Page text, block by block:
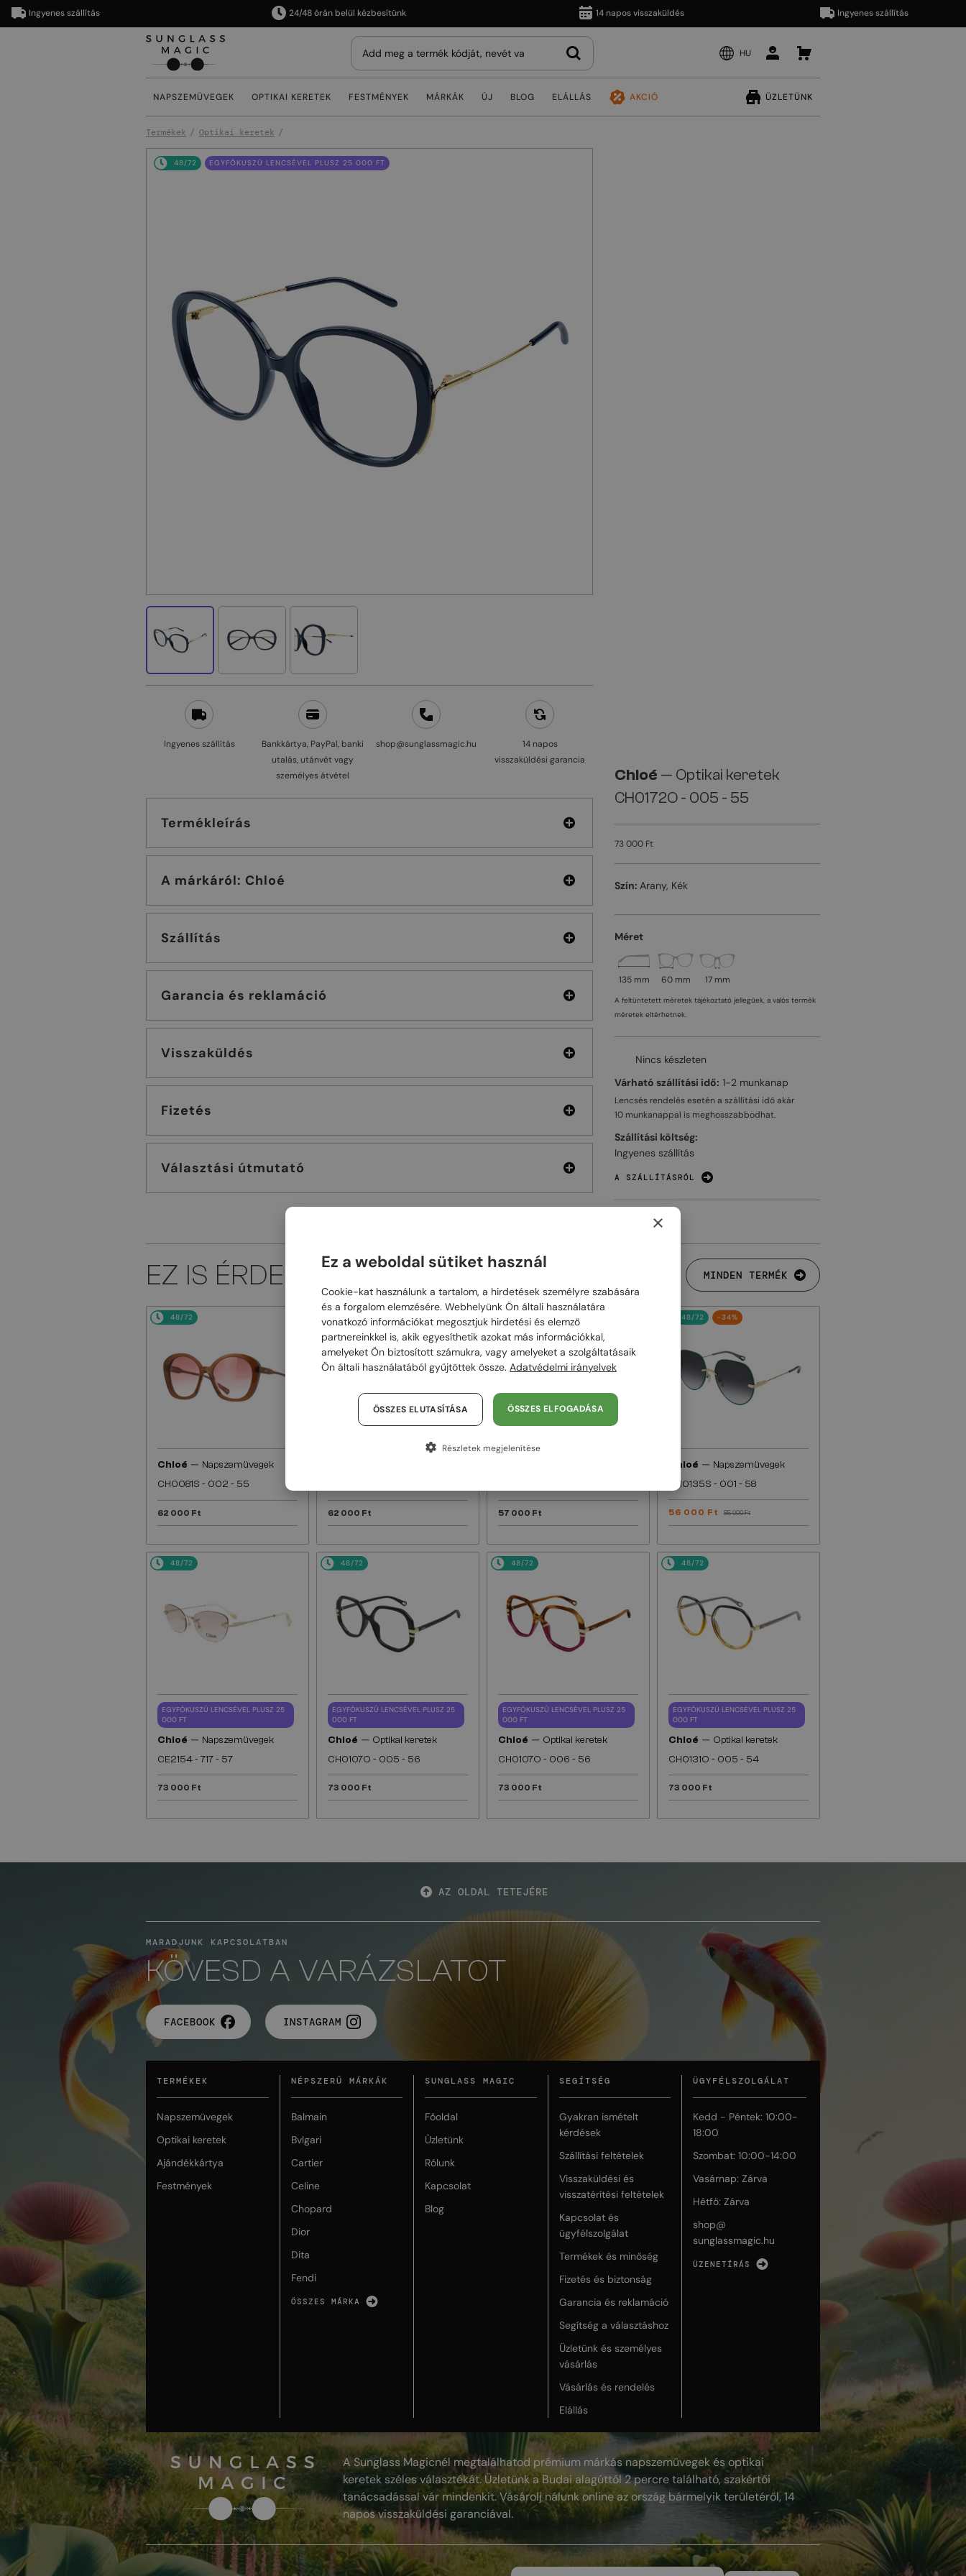
Ingyenes szállítás 24/48 órán belül kézbesítünk 14 napos visszaküldés Ingyenes szállítás
HU
NAPSZEMÜVEGEK OPTIKAI KERETEK FESTMÉNYEK MÁRKÁK ÚJ BLOG ELÁLLÁS AKCIÓ ÜZLETÜNK
Termékek Optikai keretek
48/72 EGYFÓKUSZÚ LENCSÉVEL PLUSZ 25 000 FT
Ingyenes szállítás
Bankkártya, PayPal, banki
utalás, utánvét vagy
személyes átvétel
shop@sunglassmagic.hu
14 napos
visszaküldési garancia
Termékleírás
A márkáról: Chloé
Szállítás
Garancia és reklamáció
Visszaküldés
Fizetés
Választási útmutató
Chloé — Optikai keretek
CH0172O - 005 - 55
73 000 Ft
Szín: Arany, Kék
Méret
135 mm 60 mm 17 mm
A feltüntetett méretek tájékoztató jellegűek, a valós termék
méretek eltérhetnek.
Nincs készleten
Várható szállítási idő: 1-2 munkanap
Lencsés rendelés esetén a szállítási idő akár
10 munkanappal is meghosszabbodhat.
Szállítási költség:
Ingyenes szállítás
A SZÁLLÍTÁSRÓL
EZ IS ÉRDEKELHET MINDEN TERMÉK
48/72
Chloé — Napszemüvegek
CH0081S - 002 - 55
62 000 Ft
48/72
62 000 Ft
48/72
57 000 Ft
48/72 -34%
Chloé — Napszemüvegek
CH0135S - 001 - 58
56 000 Ft 85 000 Ft
48/72
EGYFÓKUSZÚ LENCSÉVEL PLUSZ 25
000 FT
Chloé — Napszemüvegek
CE2154 - 717 - 57
73 000 Ft
48/72
EGYFÓKUSZÚ LENCSÉVEL PLUSZ 25
000 FT
Chloé — Optikai keretek
CH0107O - 005 - 56
73 000 Ft
48/72
EGYFÓKUSZÚ LENCSÉVEL PLUSZ 25
000 FT
Chloé — Optikai keretek
CH0107O - 006 - 56
73 000 Ft
48/72
EGYFÓKUSZÚ LENCSÉVEL PLUSZ 25
000 FT
Chloé — Optikai keretek
CH0131O - 005 - 54
73 000 Ft
AZ OLDAL TETEJÉRE
MARADJUNK KAPCSOLATBAN
KÖVESD A VARÁZSLATOT
FACEBOOK INSTAGRAM
TERMÉKEK
Napszemüvegek
Optikai keretek
Ajándékkártya
Festmények
NÉPSZERŰ MÁRKÁK
Balmain
Bvlgari
Cartier
Celine
Chopard
Dior
Dita
Fendi
ÖSSZES MÁRKA
SUNGLASS MAGIC
Főoldal
Üzletünk
Rólunk
Kapcsolat
Blog
SEGÍTSÉG
Gyakran ismételt
kérdések
Szállítási feltételek
Visszaküldési és
visszatérítési feltételek
Kapcsolat és
ügyfélszolgálat
Termékek és minőség
Fizetés és biztonság
Garancia és reklamáció
Segítség a választáshoz
Üzletünk és személyes
vásárlás
Vásárlás és rendelés
Elállás
ÜGYFÉLSZOLGÁLAT
Kedd - Péntek: 10:00-
18:00
Szombat: 10:00-14:00
Vasárnap: Zárva
Hétfő: Zárva
shop@
sunglassmagic.hu
ÜZENETÍRÁS
A Sunglass Magicnél megtalálhatod prémium márkás napszemüvegek és optikai
keretek széles választékát. Üzletünk a Budai alagúttól 2 percre található, szakértői
tanácsadással vár mindenkit. Vásárolj nálunk online az ország bármelyik területéről, 14
napos visszaküldési garanciával.
×
Ez a weboldal sütiket használ
Cookie-kat használunk a tartalom, a hirdetések személyre szabására
és a forgalom elemzésére. Webhelyünk Ön általi használatára
vonatkozó információkat megosztjuk hirdetési és elemző
partnereinkkel is, akik egyesíthetik azokat más információkkal,
amelyeket Ön biztosított számukra, vagy amelyeket a szolgáltatásaik
Ön általi használatából gyűjtöttek össze. Adatvédelmi irányelvek
ÖSSZES ELFOGADÁSA
ÖSSZES ELUTASÍTÁSA
Részletek megjelenítése